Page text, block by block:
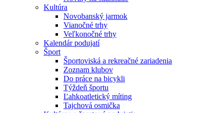
Kultúra
Novobanský jarmok
Vianočné trhy
Veľkonočné trhy
Kalendár podujatí
Šport
Športoviská a rekreačné zariadenia
Zoznam klubov
Do práce na bicykli
Týždeň športu
Ľahkoatletický míting
Tajchová osmička